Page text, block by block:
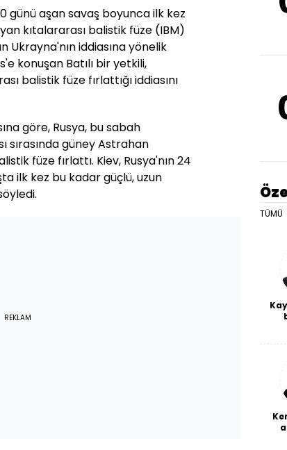
günü aşan savaş boyunca ilk kez
kıtalararası balistik füze (IBM)
Ukrayna'nın iddiasına yönelik
konuşan Batılı bir yetkili,
balistik füze fırlattığı iddiasını
göre, Rusya, bu sabah
sırasında güney Astrahan
füze fırlattı. Kiev, Rusya'nın 24
ilk kez bu kadar güçlü, uzun
REKLAM
TÜMÜ